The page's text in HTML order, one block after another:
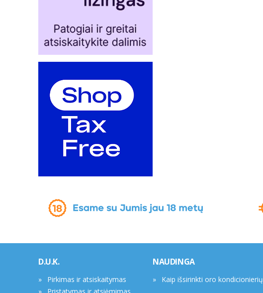
D.U.K.
Pirkimas ir atsiskaitymas
NAUDINGA
Kaip išsirinkti oro kondicionierių